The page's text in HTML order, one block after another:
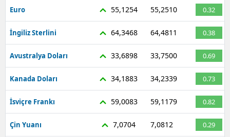
Euro 55,1254 55,2510 0.32
İngiliz Sterlini 64,3468 64,4811 0.38
Avustralya Doları 33,6898 33,7500 0.69
Kanada Doları 34,1883 34,2339 0.73
İsviçre Frankı 59,0083 59,1179 0.82
Çin Yuanı 7,0704 7,0812 0.29